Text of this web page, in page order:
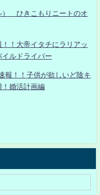
） ひきこもりニートのオ
！大帝イタチにラリアッ
イルドライバー
報！！子供が欲しいど陰キ
！婚活計画編